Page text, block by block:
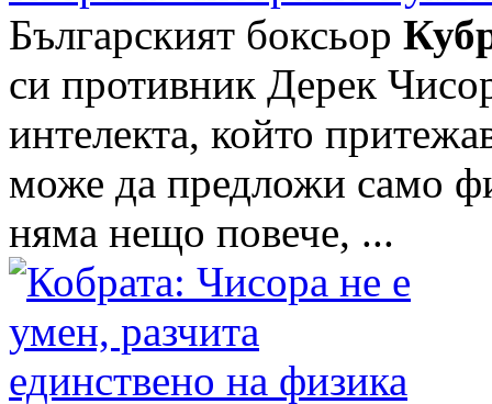
Българският боксьор
си противник Дерек
интелекта, който
може да предложи само
няма нещо повече, ...